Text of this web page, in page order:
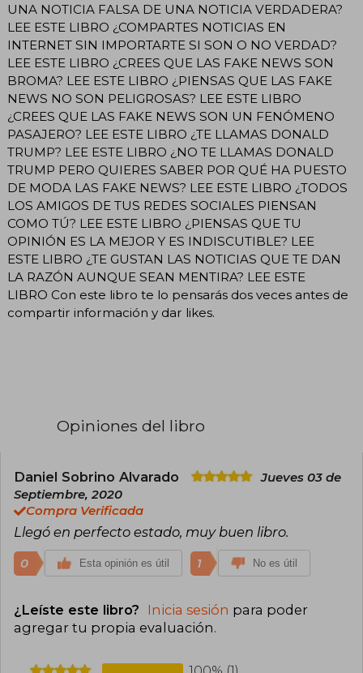
UNA NOTICIA FALSA DE UNA NOTICIA VERDADERA?
LEE ESTE LIBRO ¿COMPARTES NOTICIAS EN
INTERNET SIN IMPORTARTE SI SON O NO VERDAD?
LEE ESTE LIBRO ¿CREES QUE LAS FAKE NEWS SON
BROMA? LEE ESTE LIBRO ¿PIENSAS QUE LAS FAKE
NEWS NO SON PELIGROSAS? LEE ESTE LIBRO
¿CREES QUE LAS FAKE NEWS SON UN FENÓMENO
PASAJERO? LEE ESTE LIBRO ¿TE LLAMAS DONALD
TRUMP? LEE ESTE LIBRO ¿NO TE LLAMAS DONALD
TRUMP PERO QUIERES SABER POR QUÉ HA PUESTO
DE MODA LAS FAKE NEWS? LEE ESTE LIBRO ¿TODOS
LOS AMIGOS DE TUS REDES SOCIALES PIENSAN
COMO TÚ? LEE ESTE LIBRO ¿PIENSAS QUE TU
OPINIÓN ES LA MEJOR Y ES INDISCUTIBLE? LEE
ESTE LIBRO ¿TE GUSTAN LAS NOTICIAS QUE TE DAN
LA RAZÓN AUNQUE SEAN MENTIRA? LEE ESTE
LIBRO Con este libro te lo pensarás dos veces antes de
compartir información y dar likes.
Opiniones del libro
Daniel Sobrino Alvarado
Jueves 03 de
Septiembre, 2020
Compra Verificada
Llegó en perfecto estado, muy buen libro.
0 Esta opinión es útil 1 No es útil
¿Leíste este libro? Inicia sesión para poder
agregar tu propia evaluación.